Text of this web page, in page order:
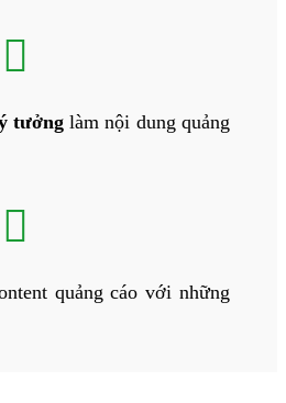

tưởnglàm nội dung quảng

quảng cáo với những